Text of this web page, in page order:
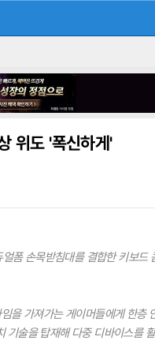
위도 '폭신하게'
폼 손목받침대를 결합한 키보
을 가져가는 게이머들에게 한층
술을 탑재해 다중 디바이스를